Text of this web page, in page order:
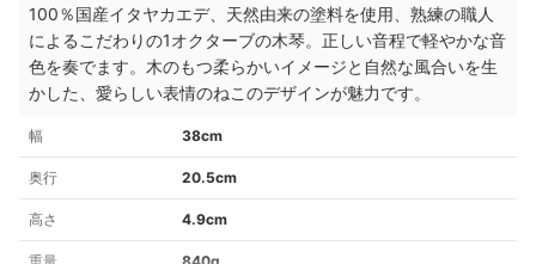
100％国産イタヤカエデ、天然由来の塗料を使用、熟練の職人
によるこだわりの1オクターブの木琴。正しい音程で軽やかな音
色を奏でます。木のもつ柔らかいイメージと自然な風合いを生
かした、愛らしい表情のねこのデザインが魅力です。
幅 38cm
奥行 20.5cm
高さ 4.9cm